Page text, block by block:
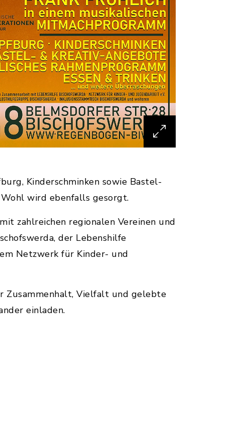
Kinderschminken sowie Bastel-
wird ebenfalls gesorgt.
zahlreichen regionalen Vereinen und
der Lebenshilfe
Netzwerk für Kinder- und
Zusammenhalt, Vielfalt und gelebte
einladen.